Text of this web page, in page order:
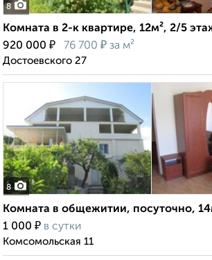
8
Комната в 2-к квартире, 12м², 2/5
920 000 ₽ 76 700 ₽ за м²
Достоевского 27
8
Комната в общежитии, посуточно,
1 000 ₽ в сутки
Комсомольская 11